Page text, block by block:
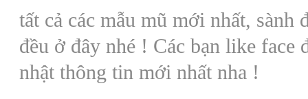
tất cả các mẫu mũ mới nhất, sành
đều ở đây nhé ! Các bạn like face
nhật thông tin mới nhất nha !